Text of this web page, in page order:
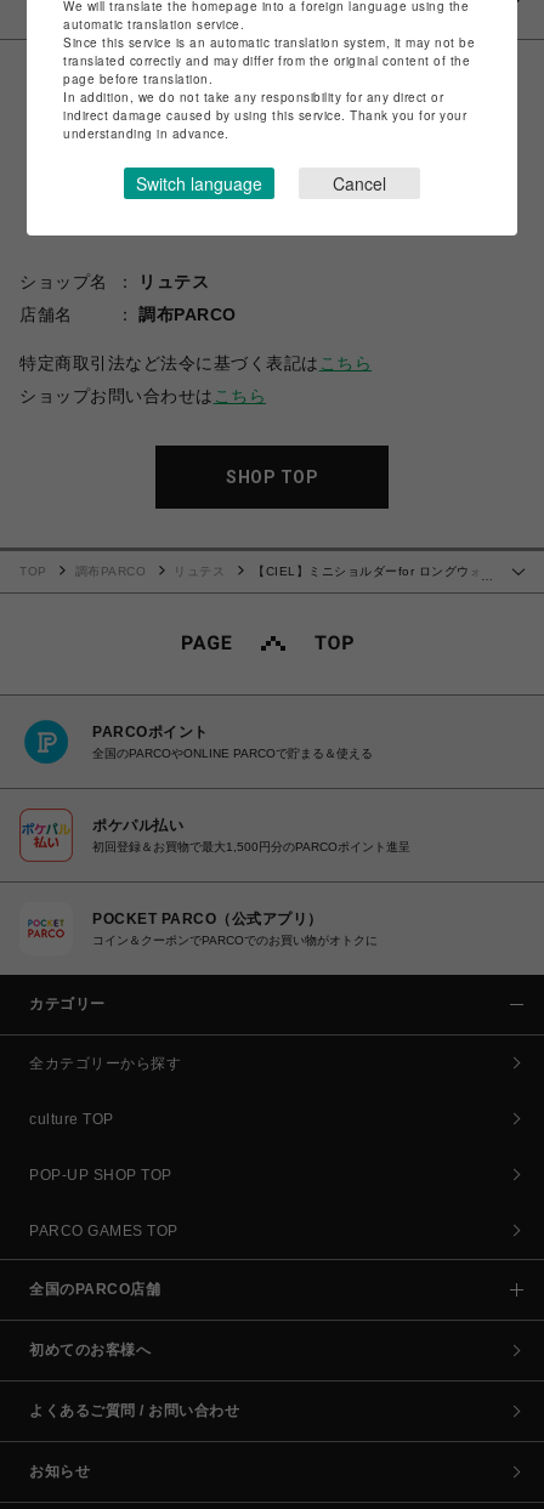
ショップ名
リュテス
店舗名
調布PARCO
特定商取引法など法令に基づく表記は こちら
ショップお問い合わせは こちら
SHOP TOP
…
TOP 調布PARCO リュテス
【CIEL】ミニショルダーfor ロングウォレ
PARCOポイント
全国のPARCOやONLINE PARCOで貯まる＆使える
ポケパル払い
初回登録＆お買物で最大1,500円分のPARCOポイント進呈
POCKET PARCO（公式アプリ）
コイン＆クーポンでPARCOでのお買い物がオトクに
カテゴリー
全カテゴリーから探す
culture TOP
POP-UP SHOP TOP
PARCO GAMES TOP
全国のPARCO店舗
初めてのお客様へ
よくあるご質問 / お問い合わせ
お知らせ
We will translate the homepage into a foreign language using the
automatic translation service.
Since this service is an automatic translation system, it may not be
translated correctly and may differ from the original content of the
page before translation.
In addition, we do not take any responsibility for any direct or
indirect damage caused by using this service. Thank you for your
understanding in advance.
Switch language Cancel